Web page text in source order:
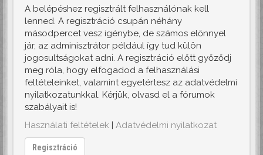
A belépéshez regisztrált felhasználónak kell
lenned. A regisztráció csupán néhány
másodpercet vesz igénybe, de számos előnnyel
jár, az adminisztrátor például így tud külön
jogosultságokat adni. A regisztráció előtt győződj
meg róla, hogy elfogadod a felhasználási
feltételeinket, valamint egyetértesz az adatvédelmi
nyilatkozatunkkal. Kérjük, olvasd el a fórumok
szabályait is!
Használati feltételek | Adatvédelmi nyilatkozat
Regisztráció